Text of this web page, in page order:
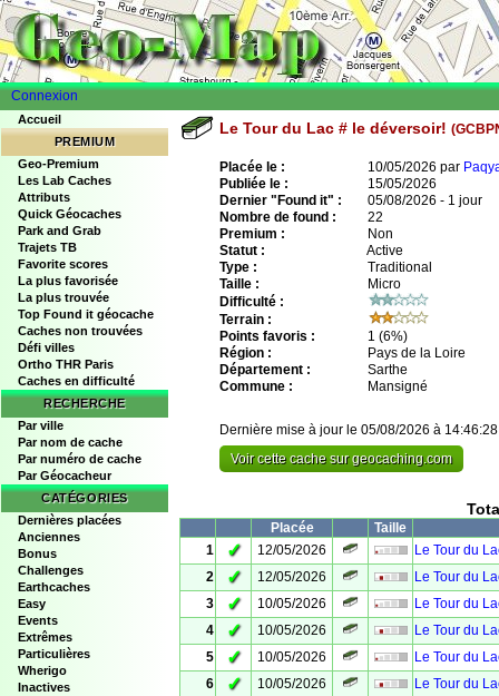
Connexion
Accueil
PREMIUM
Geo-Premium
Les Lab Caches
Attributs
Quick Géocaches
Park and Grab
Trajets TB
Favorite scores
La plus favorisée
La plus trouvée
Top Found it géocache
Caches non trouvées
Défi villes
Ortho THR Paris
Caches en difficulté
RECHERCHE
Par ville
Par nom de cache
Par numéro de cache
Par Géocacheur
CATÉGORIES
Dernières placées
Anciennes
Bonus
Challenges
Earthcaches
Easy
Events
Extrêmes
Particulières
Wherigo
Inactives
Le Tour du Lac # le déversoir!
Placée le : 10/05/2026 par
Publiée le :
15/05/2026
Dernier "Found it" :
05/08/2026 - 1 jour
Nombre de found :
22
Premium :
Non
Statut :
Active
Type :
Traditional
Taille :
Micro
Difficulté :
Terrain :
Points favoris :
1 (6%)
Région :
Pays de la Loire
Département :
Sarthe
Commune :
Mansigné
Dernière mise à jour le 05/08/2026 à 14:46:28
Voir cette cache sur geocaching.com
Placée
Taille
1
✓ 12/05/2026
Le Tour du
2
✓ 12/05/2026
Le Tour du
3
✓ 10/05/2026
Le Tour du
4
✓ 10/05/2026
Le Tour du
5
✓ 10/05/2026
Le Tour du
6
✓ 10/05/2026
Le Tour du